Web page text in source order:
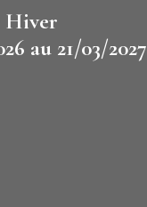
Hiver
au 21/03/2027